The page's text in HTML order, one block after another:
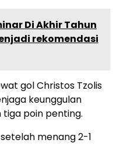
Di Akhir Tahun
rekomendasi
gol Christos Tzolis
keunggulan
poin penting.
menang 2-1